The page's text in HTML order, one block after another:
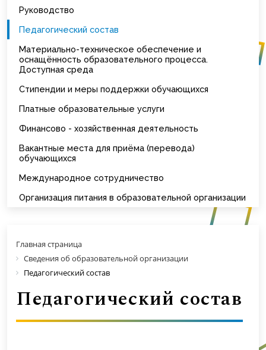
Руководство
Педагогический состав
Материально-техническое обеспечение и
оснащённость образовательного процесса.
Доступная среда
Стипендии и меры поддержки обучающихся
Платные образовательные услуги
Финансово - хозяйственная деятельность
Вакантные места для приёма (перевода)
обучающихся
Международное сотрудничество
Организация питания в образовательной организации
Главная страница
Сведения об образовательной организации
Педагогический состав
Педагогический состав